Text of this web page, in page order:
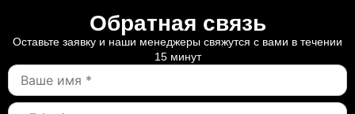
Обратная связь
Оставьте заявку и наши менеджеры свяжутся с вами в течении
15 минут